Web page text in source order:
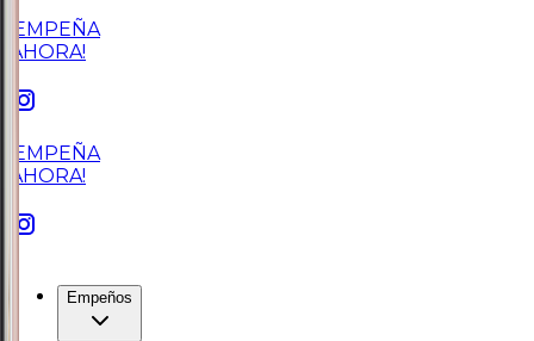
¡EMPEÑA
AHORA!
¡EMPEÑA
AHORA!
Empeños